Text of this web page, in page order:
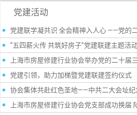
党建活动
党建联学凝共识 全会精神入人心 ——党的
“五四薪火传 共筑好房子”党建联建主题活
上海市房屋修建行业协会举办党的二十届
党建引领，助力加梯暨党建联建签约仪式
协会集体共赴红色圣地——中共二大会址纪
上海市房屋修建行业协会党支部成功换届